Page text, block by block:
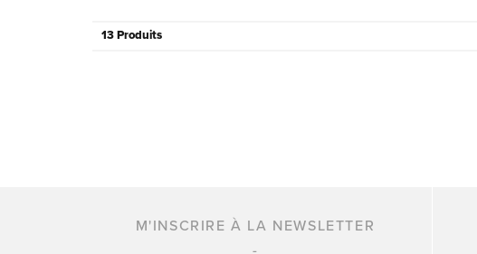
13 Produits
M'INSCRIRE À LA NEWSLETTER